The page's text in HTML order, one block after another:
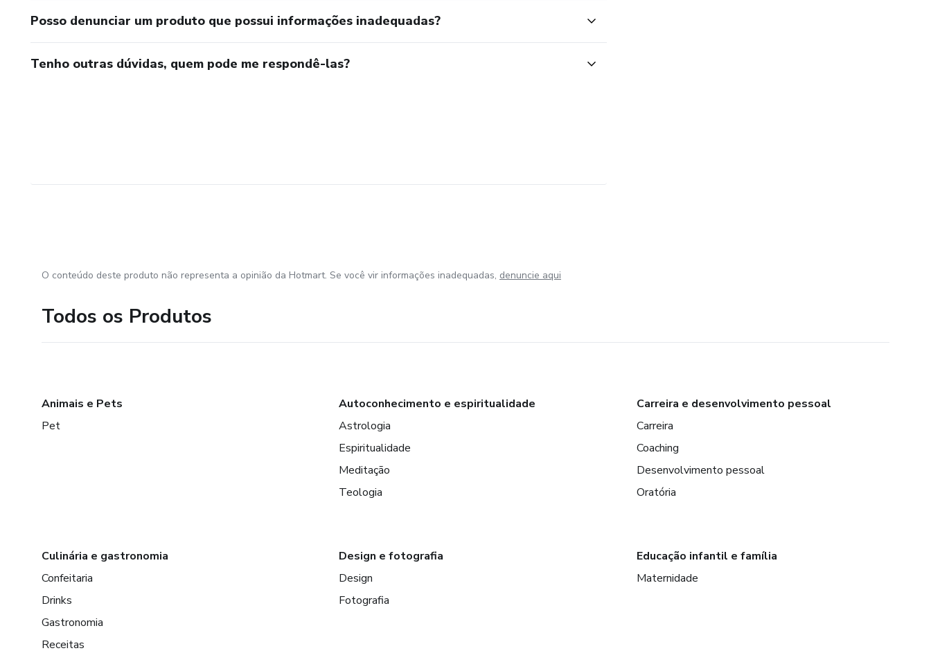
Posso denunciar um produto que possui informações inadequadas?
Tenho outras dúvidas, quem pode me respondê-las?
O conteúdo deste produto não representa a opinião da Hotmart. Se você vir informações inadequadas, denuncie aqui
Todos os Produtos
Animais e Pets
Pet
Autoconhecimento e espiritualidade
Astrologia
Espiritualidade
Meditação
Teologia
Carreira e desenvolvimento pessoal
Carreira
Coaching
Desenvolvimento pessoal
Oratória
Culinária e gastronomia
Confeitaria
Drinks
Gastronomia
Receitas
Design e fotografia
Design
Fotografia
Educação infantil e família
Maternidade